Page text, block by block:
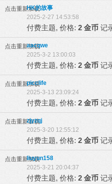
点击重新加载HK的故事
2025-2-27 14:53:58
付费主题, 价格: 2 金币 记
点击重新加载
aacqwe
2025-3-2 13:00:03
付费主题, 价格: 2 金币 记
点击重新加载
picclife
2025-3-13 23:09:24
付费主题, 价格: 2 金币 记
点击重新加载
zjyzqj
2025-3-20 12:55:12
付费主题, 价格: 2 金币 记
点击重新加载liuyun158
2025-3-21 20:04:37
付费主题, 价格: 2 金币 记